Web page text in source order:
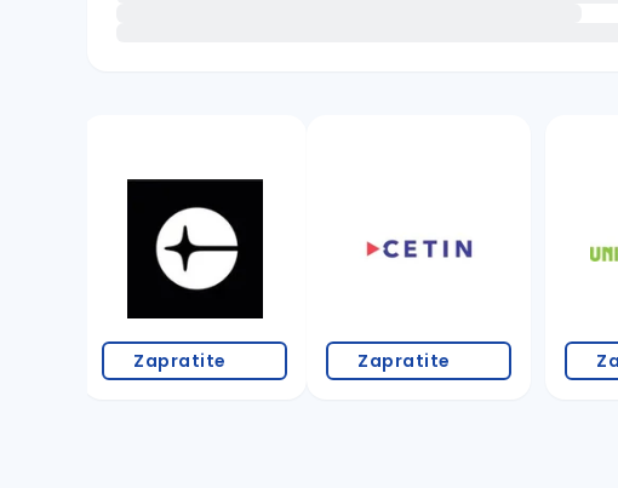
proverite pravopisne greške (koristite č, ć, š, đ,
povećajte radijus za odabrani grad
Zapratite Zapratite